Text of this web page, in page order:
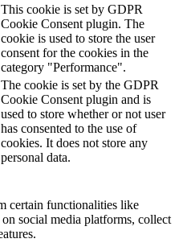
This cookie is set by GDPR
Cookie Consent plugin. The
cookie is used to store the user
consent for the cookies in the
category "Performance".
The cookie is set by the GDPR
Cookie Consent plugin and is
used to store whether or not user
has consented to the use of
cookies. It does not store any
personal data.
certain functionalities like
social media platforms, collect